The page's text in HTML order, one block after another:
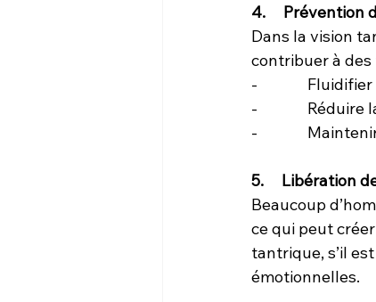
4.
Dans la vision
contribuer à des
-
-
-
5.
Beaucoup
ce qui peut
tantrique, s’il
émotionnelles.